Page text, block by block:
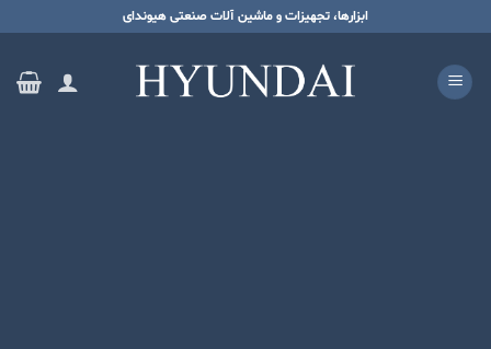
محتوا
بروید
ابزارها، تجهیزات و ماشین آلات صنعتی هیوندای